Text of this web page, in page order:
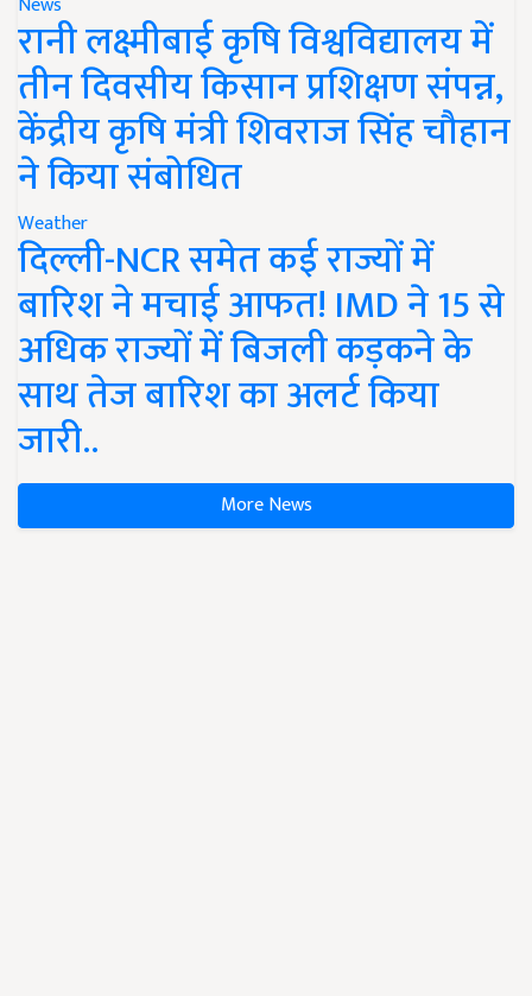
रानी लक्ष्मीबाई कृषि विश्वविद्यालय में
तीन दिवसीय किसान प्रशिक्षण संपन्न,
केंद्रीय कृषि मंत्री शिवराज सिंह चौहान
ने किया संबोधित
Weather
दिल्ली-NCR समेत कई राज्यों में
बारिश ने मचाई आफत! IMD ने 15 से
अधिक राज्यों में बिजली कड़कने के
साथ तेज बारिश का अलर्ट किया
जारी..
More News